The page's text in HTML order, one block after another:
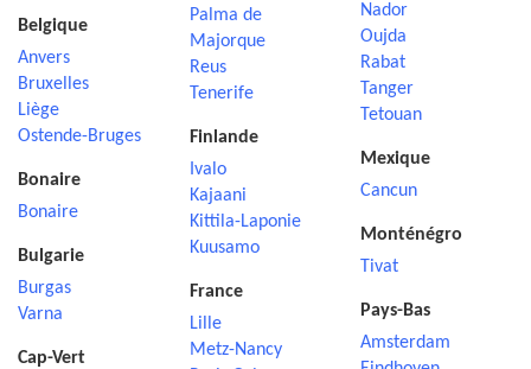
Belgique
Anvers
Bruxelles
Liège
Ostende-Bruges
Bonaire
Bonaire
Bulgarie
Burgas
Varna
Cap-Vert
Palma de
Majorque
Reus
Tenerife
Finlande
Ivalo
Kajaani
Kittila-Laponie
Kuusamo
France
Lille
Metz-Nancy
Nador
Oujda
Rabat
Tanger
Tetouan
Mexique
Cancun
Monténégro
Tivat
Pays-Bas
Amsterdam